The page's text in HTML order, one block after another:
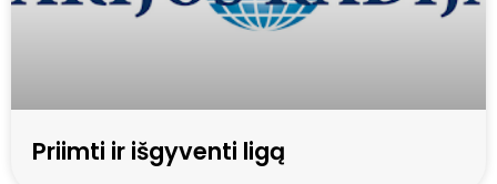
Priimti ir išgyventi ligą